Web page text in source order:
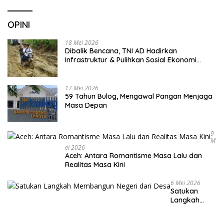
OPINI
18 Mei 2026
Dibalik Bencana, TNI AD Hadirkan
Infrastruktur & Pulihkan Sosial Ekonomi
17 Mei 2026
59 Tahun Bulog, Mengawal Pangan Menjaga
Masa Depan
9
M
Ei 2026
Aceh: Antara Romantisme Masa Lalu dan
Realitas Masa Kini
6 Mei 2026
Satukan
Langkah